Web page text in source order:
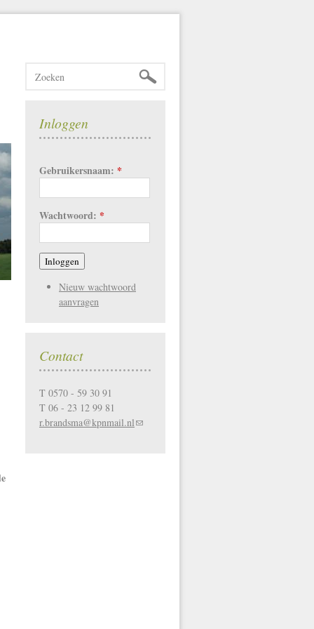
Inloggen
Gebruikersnaam: *
Wachtwoord: *
Nieuw wachtwoord
aanvragen
Contact
T 0570 - 59 30 91
T 06 - 23 12 99 81
r.brandsma@kpnmail.nl